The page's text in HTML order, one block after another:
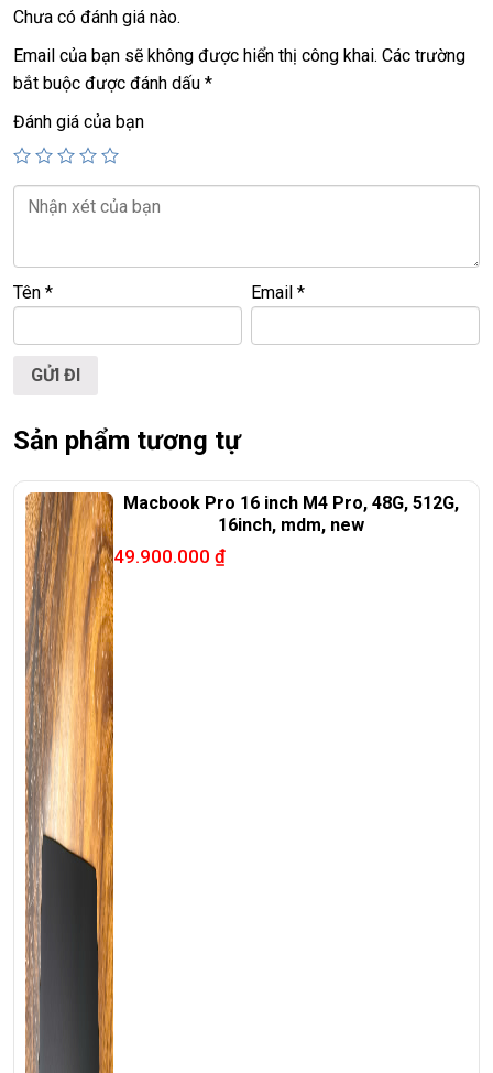
📞
Hotline / Zalo: 0939.008.008 – 0938.078.389
📍Địa chỉ:60/26 Đồng Đen, P. Tân Bình, TP.HCM
🌐Website: https://laptoptrieuphat.com
T t c ả s ả n ph
cam k
Chưa có đánh giá nào.
Email của bạn sẽ không được hiển thị công khai. Các trường
bắt buộc được đánh dấu *
Đánh giá của bạn
Tên * Email*
Sản phẩm tương tự
Macbook Pro 16 inch M4 Pro, 48G, 512G,
16inch, mdm, new
49.900.000 ₫